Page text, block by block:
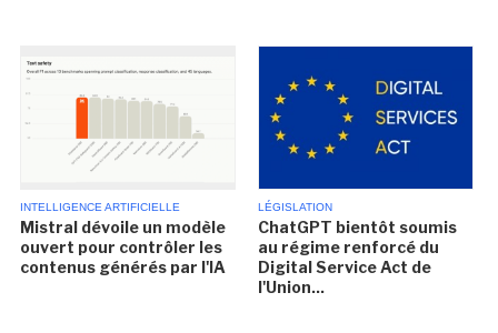
INTELLIGENCE ARTIFICIELLE
Mistral dévoile un modèle
ouvert pour contrôler les
contenus générés par l'IA
LÉGISLATION
ChatGPT bientôt soumis
au régime renforcé du
Digital Service Act de
l'Union...